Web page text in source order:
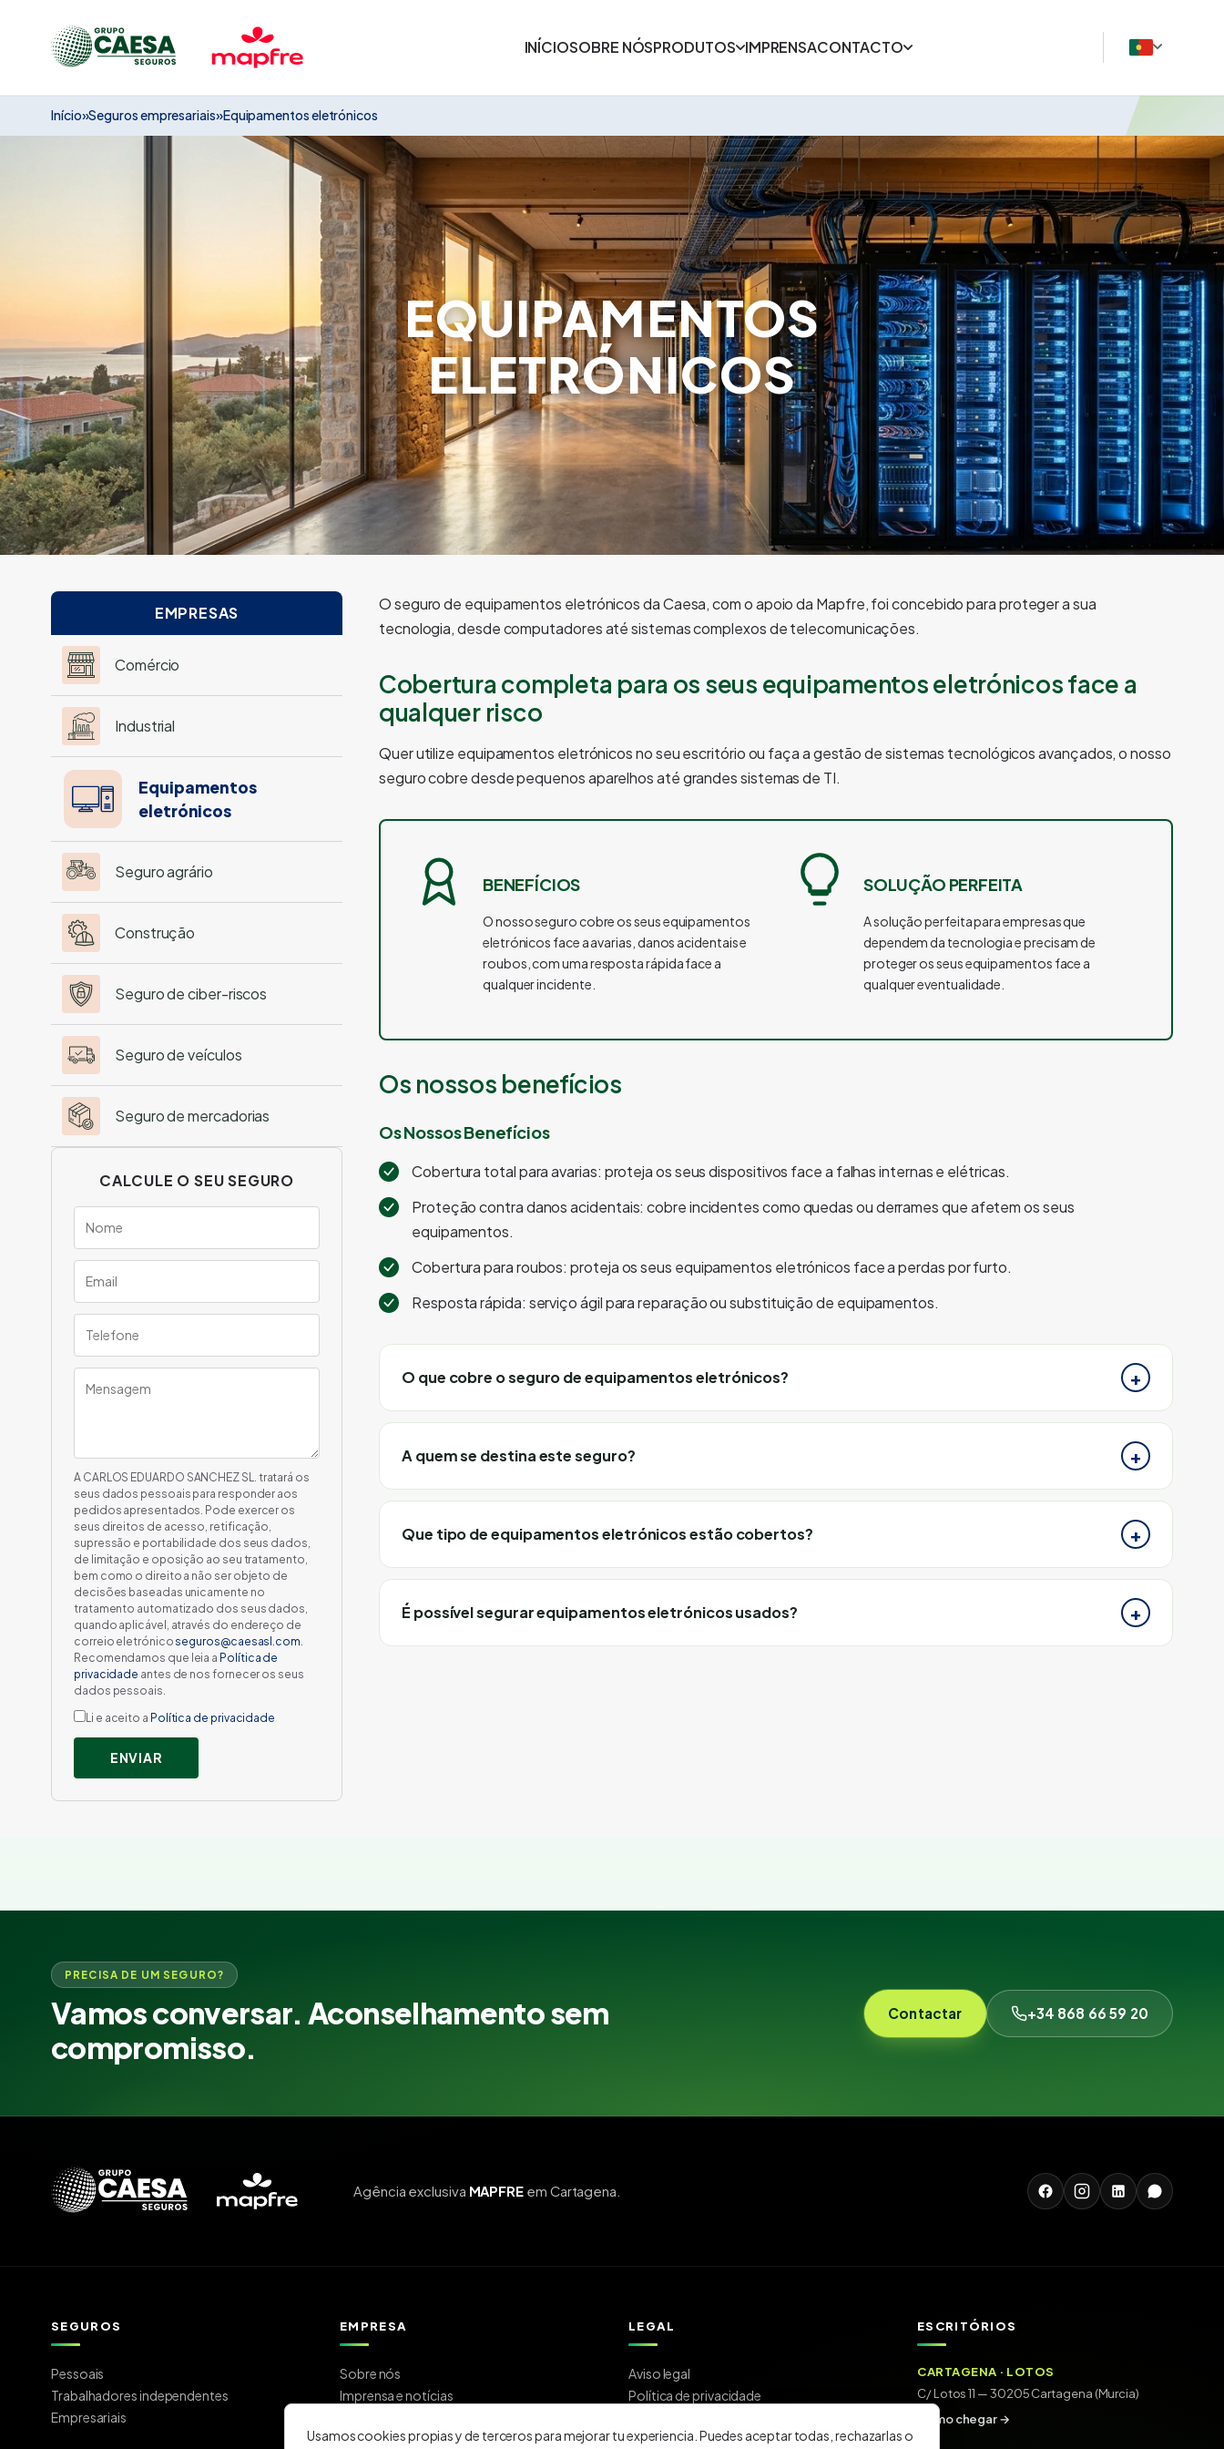
INÍCIOSOBRE NÓSPRODUTOS IMPRENSACONTACTO
Início»Seguros empresariais»Equipamentos eletrónicos
EQUIPAMENTOS
ELETRÓNICOS
EMPRESAS
Comércio
Industrial
Equipamentos
eletrónicos
Seguro agrário
Construção
Seguro de ciber-riscos
Seguro de veículos
Seguro de mercadorias
CALCULE O SEU SEGURO
A CARLOS EDUARDO SANCHEZ SL. tratará os
seus dados pessoais para responder aos
pedidos apresentados. Pode exercer os
seus direitos de acesso, retificação,
supressão e portabilidade dos seus dados,
de limitação e oposição ao seu tratamento,
bem como o direito a não ser objeto de
decisões baseadas unicamente no
tratamento automatizado dos seus dados,
quando aplicável, através do endereço de
correio eletrónico seguros@caesasl.com.
Recomendamos que leia a Política de
privacidade antes de nos fornecer os seus
dados pessoais.
Li e aceito a Política de privacidade
ENVIAR
O seguro de equipamentos eletrónicos da Caesa, com o apoio da Mapfre, foi concebido para proteger a sua
tecnologia, desde computadores até sistemas complexos de telecomunicações.
Cobertura completa para os seus equipamentos eletrónicos face a
qualquer risco
Quer utilize equipamentos eletrónicos no seu escritório ou faça a gestão de sistemas tecnológicos avançados, o nosso
seguro cobre desde pequenos aparelhos até grandes sistemas de TI.
BENEFÍCIOS
O nosso seguro cobre os seus equipamentos
eletrónicos face a avarias, danos acidentais e
roubos, com uma resposta rápida face a
qualquer incidente.
SOLUÇÃO PERFEITA
A solução perfeita para empresas que
dependem da tecnologia e precisam de
proteger os seus equipamentos face a
qualquer eventualidade.
Os nossos benefícios
Os Nossos Benefícios
Cobertura total para avarias: proteja os seus dispositivos face a falhas internas e elétricas.
Proteção contra danos acidentais: cobre incidentes como quedas ou derrames que afetem os seus
equipamentos.
Cobertura para roubos: proteja os seus equipamentos eletrónicos face a perdas por furto.
Resposta rápida: serviço ágil para reparação ou substituição de equipamentos.
O que cobre o seguro de equipamentos eletrónicos?
A quem se destina este seguro?
Que tipo de equipamentos eletrónicos estão cobertos?
É possível segurar equipamentos eletrónicos usados?
PRECISA DE UM SEGURO?
Vamos conversar. Aconselhamento sem
compromisso.
Contactar +34 868 66 59 20
Agência exclusiva MAPFRE em Cartagena.
SEGUROS
Pessoais
Trabalhadores independentes
Empresariais
EMPRESA
Sobre nós
Imprensa e notícias
Contacto
LEGAL
Aviso legal
Política de privacidade
ESCRITÓRIOS
CARTAGENA · LOTOS
C/ Lotos 11 — 30205 Cartagena (Murcia)
Como chegar →
Usamos cookies propias y de terceros para mejorar tu experiencia. Puedes aceptar todas, rechazarlas o